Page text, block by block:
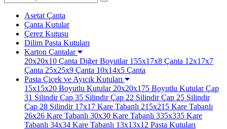
Asetat Çanta
Çanta Kutular
Çerez Kutusu
Dilim Pasta Kutuları
Karton Çantalar
20x20x10 Çanta Diğer Boyutlar155x17x8 Çanta 12x17x7
Çanta 25x25x9 Çanta 10x14x5 Çanta
Pasta Çiçek ve Ayıcık Kutuları
15x15x20 Boyutlu Kutular20x20x175 Boyutlu KutularÇap
31 SilindirÇap 35 SilindirÇap 22 SilindirÇap 25 Silindir
Çap 28 Silindir17x17 Kare Tabanlı 215x215 Kare Tabanlı
26x26 Kare Tabanlı 30x30 Kare Tabanlı 335x335 Kare
Tabanlı 34x34 Kare Tabanlı 13x13x12 Pasta Kutuları